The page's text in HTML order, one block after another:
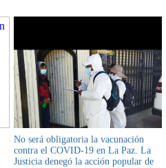
No será obligatoria la vacunación
contra el COVID-19 en La Paz. La
Justicia denegó la acción popular de